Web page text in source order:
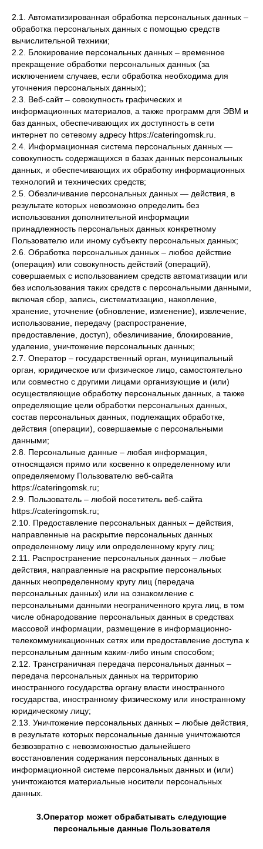
2.1. Автоматизированная обработка персональных данных –
обработка персональных данных с помощью средств
вычислительной техники;
2.2. Блокирование персональных данных – временное
прекращение обработки персональных данных (за
исключением случаев, если обработка необходима для
уточнения персональных данных);
2.3. Веб-сайт – совокупность графических и
информационных материалов, а также программ для ЭВМ и
баз данных, обеспечивающих их доступность в сети
интернет по сетевому адресу https://cateringomsk.ru.
2.4. Информационная система персональных данных —
совокупность содержащихся в базах данных персональных
данных, и обеспечивающих их обработку информационных
технологий и технических средств;
2.5. Обезличивание персональных данных — действия, в
результате которых невозможно определить без
использования дополнительной информации
принадлежность персональных данных конкретному
Пользователю или иному субъекту персональных данных;
2.6. Обработка персональных данных – любое действие
(операция) или совокупность действий (операций),
совершаемых с использованием средств автоматизации или
без использования таких средств с персональными данными,
включая сбор, запись, систематизацию, накопление,
хранение, уточнение (обновление, изменение), извлечение,
использование, передачу (распространение,
предоставление, доступ), обезличивание, блокирование,
удаление, уничтожение персональных данных;
2.7. Оператор – государственный орган, муниципальный
орган, юридическое или физическое лицо, самостоятельно
или совместно с другими лицами организующие и (или)
осуществляющие обработку персональных данных, а также
определяющие цели обработки персональных данных,
состав персональных данных, подлежащих обработке,
действия (операции), совершаемые с персональными
данными;
2.8. Персональные данные – любая информация,
относящаяся прямо или косвенно к определенному или
определяемому Пользователю веб-сайта
https://cateringomsk.ru;
2.9. Пользователь – любой посетитель веб-сайта
https://cateringomsk.ru;
2.10. Предоставление персональных данных – действия,
направленные на раскрытие персональных данных
определенному лицу или определенному кругу лиц;
2.11. Распространение персональных данных – любые
действия, направленные на раскрытие персональных
данных неопределенному кругу лиц (передача
персональных данных) или на ознакомление с
персональными данными неограниченного круга лиц, в том
числе обнародование персональных данных в средствах
массовой информации, размещение в информационно-
телекоммуникационных сетях или предоставление доступа к
персональным данным каким-либо иным способом;
2.12. Трансграничная передача персональных данных –
передача персональных данных на территорию
иностранного государства органу власти иностранного
государства, иностранному физическому или иностранному
юридическому лицу;
2.13. Уничтожение персональных данных – любые действия,
в результате которых персональные данные уничтожаются
безвозвратно с невозможностью дальнейшего
восстановления содержания персональных данных в
информационной системе персональных данных и (или)
уничтожаются материальные носители персональных
данных.
3.Оператор может обрабатывать следующие
персональные данные Пользователя